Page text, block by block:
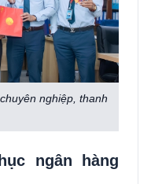
nghiệp, thanh
ngân hàng